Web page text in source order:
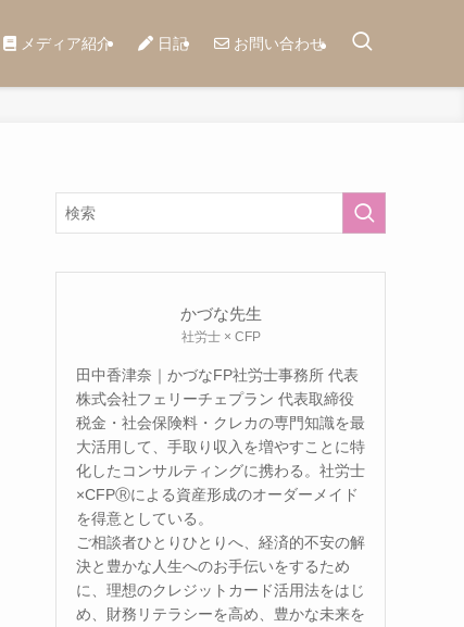
メディア紹介 日記 お問い合わせ
かづな先生
社労士 × CFP
田中香津奈｜かづなFP社労士事務所 代表
株式会社フェリーチェプラン 代表取締役
税金・社会保険料・クレカの専門知識を最
大活用して、手取り収入を増やすことに特
化したコンサルティングに携わる。社労士
×CFPⓇによる資産形成のオーダーメイド
を得意としている。
ご相談者ひとりひとりへ、経済的不安の解
決と豊かな人生へのお手伝いをするため
に、理想のクレジットカード活用法をはじ
め、財務リテラシーを高め、豊かな未来を